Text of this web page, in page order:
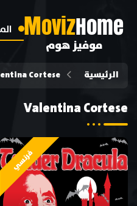
MovizHome
موفيز هوم
الرئيسية Cortese
Valentina Cortese
فرنسي